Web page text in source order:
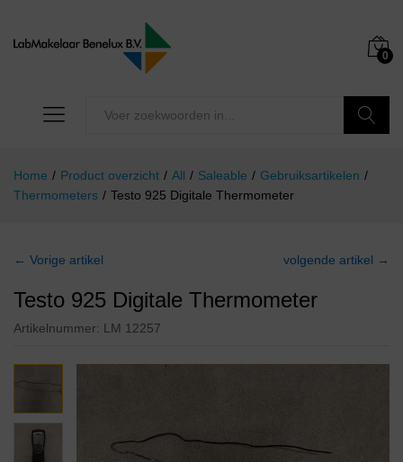
0
Home / Product overzicht / All / Saleable / Gebruiksartikelen /
Thermometers / Testo 925 Digitale Thermometer
← Vorige artikel volgende artikel →
Testo 925 Digitale Thermometer
Artikelnummer: LM 12257